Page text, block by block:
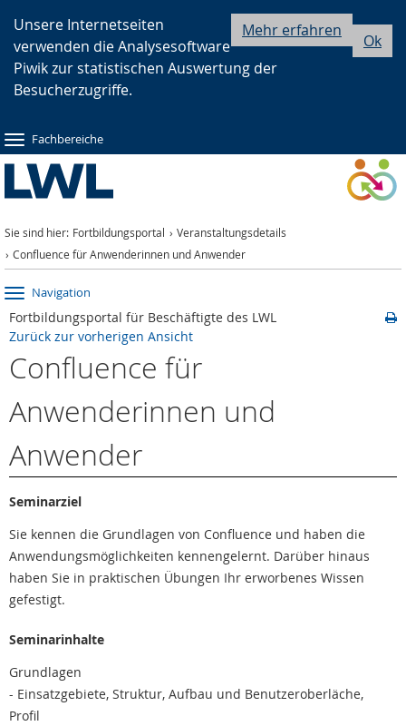
Hauptnavigation
Seitennavigation
Inhalt
Ok
Mehr erfahren
Unsere Internetseiten
verwenden die Analysesoftware
Piwik zur statistischen Auswertung der
Besucherzugriffe.
Fachbereiche
Sie sind hier: Fortbildungsportal
Veranstaltungsdetails
Confluence für Anwenderinnen und Anwender
Navigation
Fortbildungsportal für Beschäftigte des LWL
Zurück zur vorherigen Ansicht
Confluence für
Anwenderinnen und
Anwender
Seminarziel
Sie kennen die Grundlagen von Confluence und haben die
Anwendungsmöglichkeiten kennengelernt. Darüber hinaus
haben Sie in praktischen Übungen Ihr erworbenes Wissen
gefestigt.
Seminarinhalte
Grundlagen
- Einsatzgebiete, Struktur, Aufbau und Benutzeroberläche,
Profil